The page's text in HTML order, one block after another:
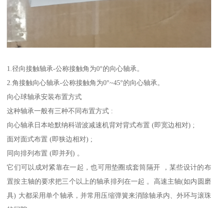
1.径向接触轴承-公称接触角为0°的向心轴承。
2.角接触向心轴承-公称接触角为0°~45°的向心轴承。
向心球轴承安装布置方式
这种轴承一般有三种不同布置方式 :
向心轴承日本哈默纳科谐波减速机背对背式布置 (即宽边相对) ;
面对面式布置 (即狭边相对) ;
同向排列布置 (即并列) 。
它们可以成对紧靠在一起，也可用垫圈或套筒隔开 ，某些设计的布
置按主轴的要求把三个以上的轴承排列在一起 。高速主轴(如内圆磨
具) 大都采用单个轴承，并常用压缩弹簧来消除轴承内、外环与滚珠